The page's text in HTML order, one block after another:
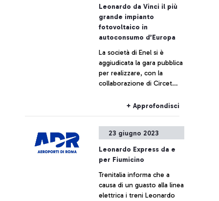
Leonardo da Vinci il più
grande impianto
fotovoltaico in
autoconsumo d’Europa
La società di Enel si è
aggiudicata la gara pubblica
per realizzare, con la
collaborazione di Circet
impianto fotovoltaico
europeo in autoconsumo
di un aeroporto. L’impianto
contribuirà in misura
considerevole al processo
di efficientamento
energetico avviato da ADR
per l’hub internazionale di
Fiumicino e alla riduzione
delle emissioni di CO2 in
+ Approfondisci
23 giugno 2023
Leonardo Express da e
per Fiumicino
Trenitalia informa che a
causa di un guasto alla linea
elettrica i treni Leonardo